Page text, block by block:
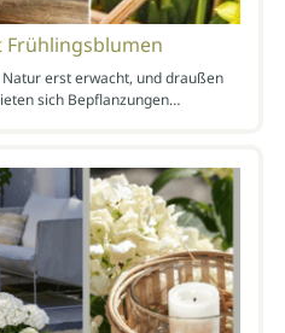
Frühlingsblumen
erst erwacht, und draußen
sich Bepflanzungen…